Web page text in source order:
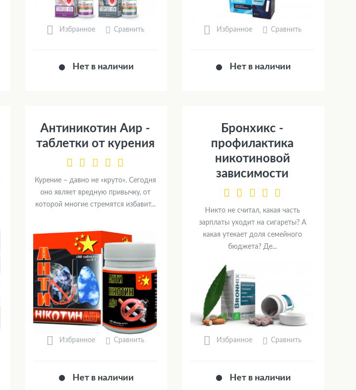
Избранное Сравнить
Нет в наличии
Избранное Сравнить
Нет в наличии
Антиникотин Аир -
таблетки от курения
Курение – давно не «круто». Сегодня
оно являет вредную привычку, от
которой многие стремятся избавит...
Избранное Сравнить
Нет в наличии
Бронхикс -
профилактика
никотиновой
зависимости
Никто не считал, какая часть
зарплаты уходит на сигареты? А
какая утекает доля семейного
бюджета? Де...
Избранное Сравнить
Нет в наличии